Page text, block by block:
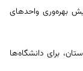
بهره‌وری واحدهای
برای دانشگاه‌ها